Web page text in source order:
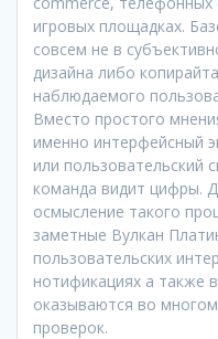
игровых площадках.
совсем не в
дизайна либо
наблюдаемого
Вместо простого
именно интерфейсный
или пользовательский
команда видит цифры.
осмысление такого
заметные Вулкан
пользовательских
нотификациях а также
оказываются во
проверок.